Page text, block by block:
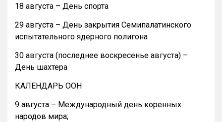
18 августа – День спорта
29 августа – День закрытия Семипалатинского
испытательного ядерного полигона
30 августа (последнее воскресенье августа) –
День шахтера
КАЛЕНДАРЬ ООН
9 августа – Международный день коренных
народов мира;